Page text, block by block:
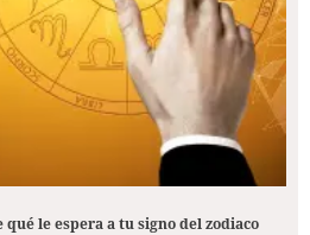
le espera a tu signo del zodiaco